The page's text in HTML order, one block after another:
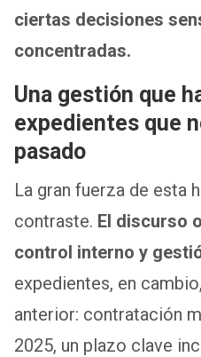
ciertas decisiones
concentradas.
Una gestión que
expedientes que
pasado
La gran fuerza de esta
contraste. El discurso
control interno y
expedientes, en
anterior: contratación
2025, un plazo clave